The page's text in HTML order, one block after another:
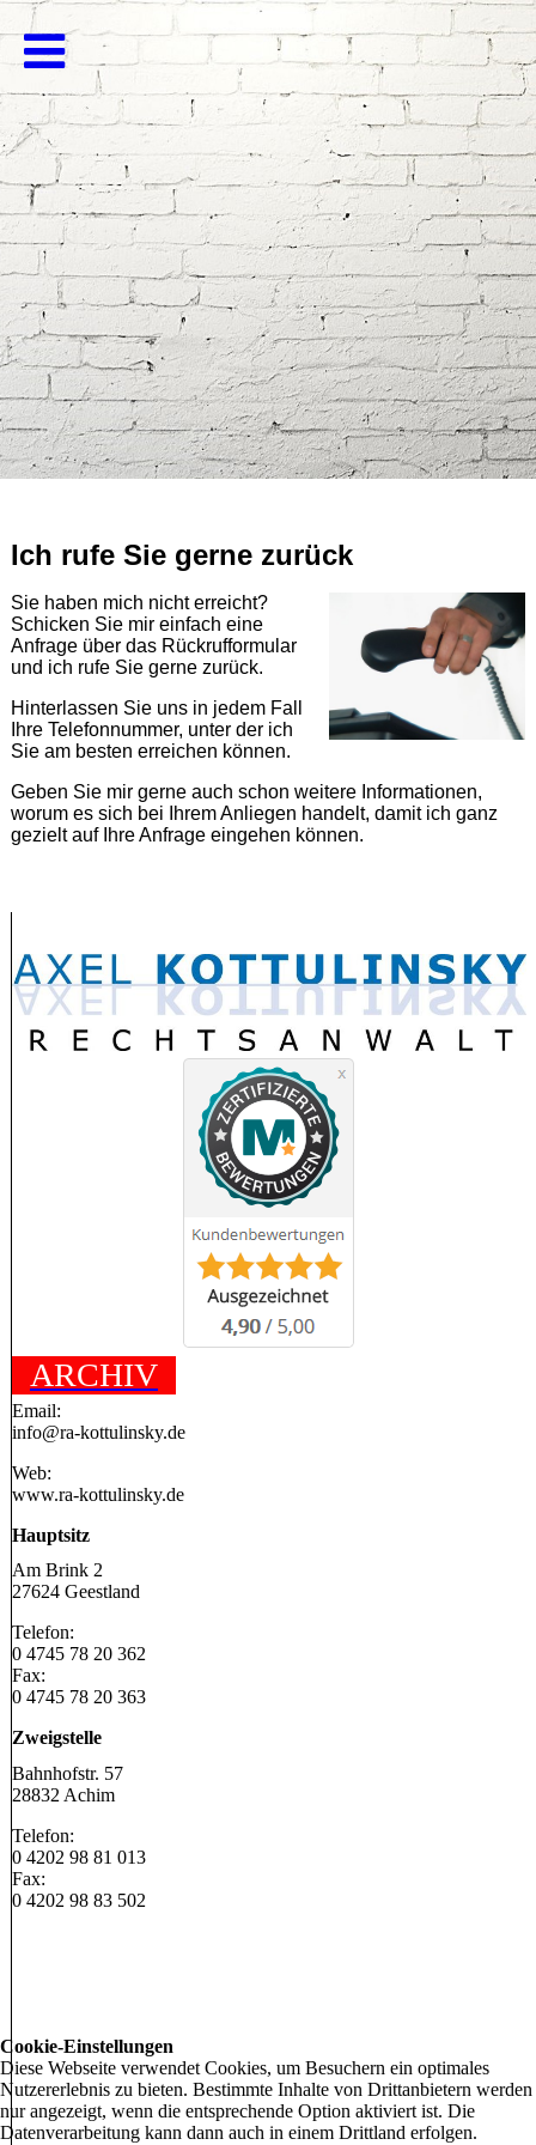
Ich rufe Sie gerne zurück
Sie haben mich nicht erreicht?
Schicken Sie mir einfach eine
Anfrage über das Rückrufformular
und ich rufe Sie gerne zurück.
Hinterlassen Sie uns in jedem Fall
Ihre Telefonnummer, unter der ich
Sie am besten erreichen können.
Geben Sie mir gerne auch schon weitere Informationen,
worum es sich bei Ihrem Anliegen handelt, damit ich ganz
gezielt auf Ihre Anfrage eingehen können.
ARCHIV
Email:
info@ra-kottulinsky.de
Web:
www.ra-kottulinsky.de
Hauptsitz
Am Brink 2
27624 Geestland
Telefon:
0 4745 78 20 362
Fax:
0 4745 78 20 363
Zweigstelle
Bahnhofstr. 57
28832 Achim
Telefon:
0 4202 98 81 013
Fax:
0 4202 98 83 502
Cookie-Einstellungen
Diese Webseite verwendet Cookies, um Besuchern ein optimales
Nutzererlebnis zu bieten. Bestimmte Inhalte von Drittanbietern werden
nur angezeigt, wenn die entsprechende Option aktiviert ist. Die
Datenverarbeitung kann dann auch in einem Drittland erfolgen.